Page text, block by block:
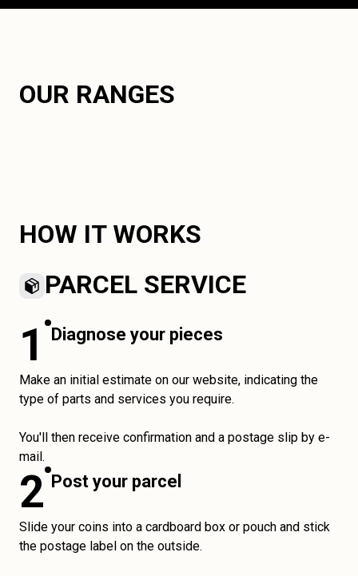
OUR RANGES
HOW IT WORKS
PARCEL SERVICE
1 Diagnose your pieces
Make an initial estimate on our website, indicating the
type of parts and services you require.
You'll then receive confirmation and a postage slip by e-
mail.
2 Post your parcel
Slide your coins into a cardboard box or pouch and stick
the postage label on the outside.